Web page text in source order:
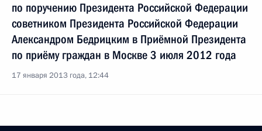
по поручению Президента Российской Федерации
советником Президента Российской Федерации
Александром Бедрицким в Приёмной Президента
по приёму граждан в Москве 3 июля 2012 года
17 января 2013 года, 12:44